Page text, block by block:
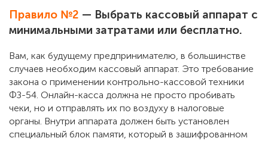
Правило №2 — Выбрать кассовый аппарат с
минимальными затратами или бесплатно.
Вам, как будущему предпринимателю, в большинстве
случаев необходим кассовый аппарат. Это требование
закона о применении контрольно-кассовой техники
ФЗ-54. Онлайн-касса должна не просто пробивать
чеки, но и отправлять их по воздуху в налоговые
органы. Внутри аппарата должен быть установлен
специальный блок памяти, который в зашифрованном